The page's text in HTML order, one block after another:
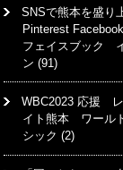
SNSで熊本を盛り
Pinterest
フェイスブック
ン (91)
WBC2023 応援
イト熊本 ワール
シック (2)